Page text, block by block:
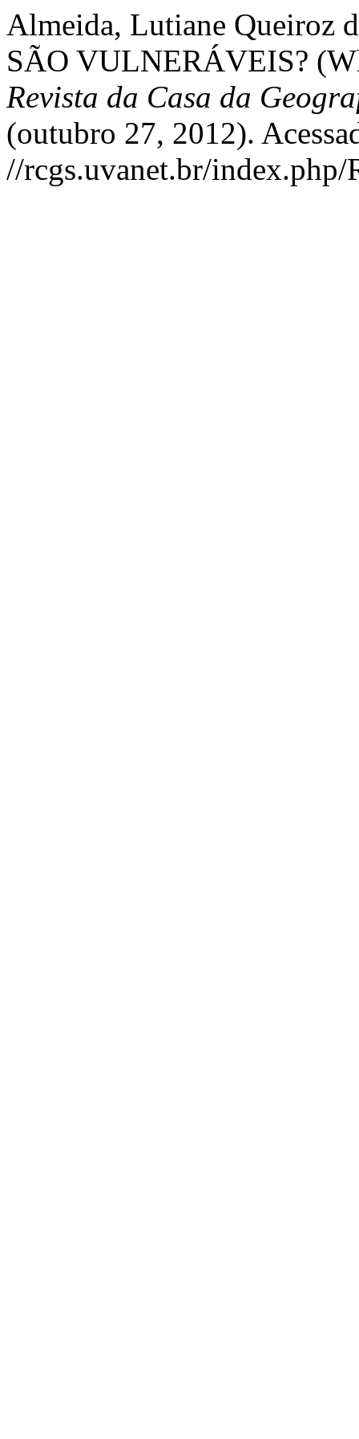
Almeida, Lutiane Queiroz
SÃO VULNERÁVEIS?
Revista da Casa da
(outubro 27, 2012).
//rcgs.uvanet.br/